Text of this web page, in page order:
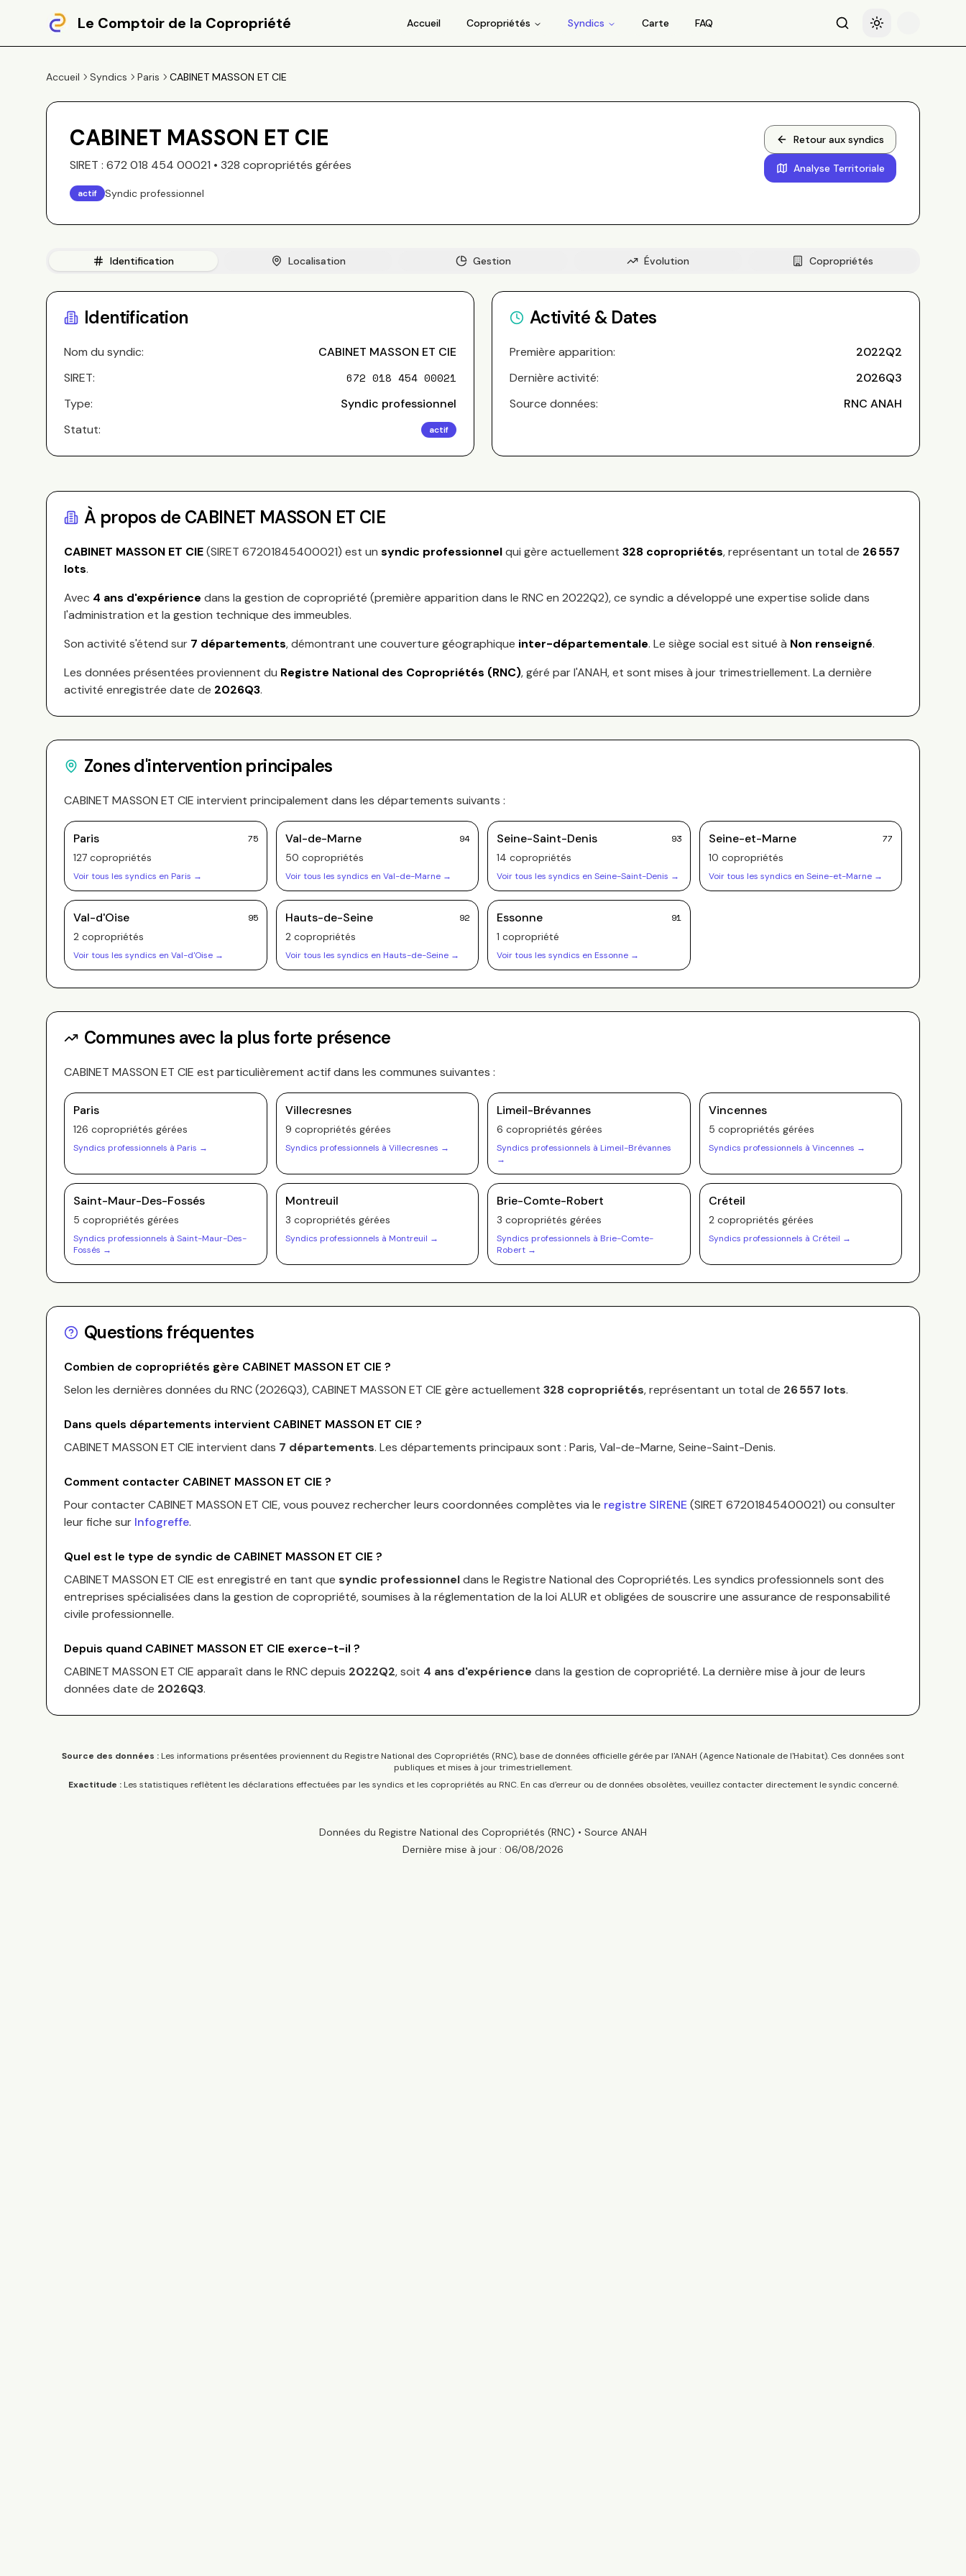
Le Comptoir de la Copropriété Accueil Copropriétés Syndics Carte FAQ RechercheBasculer le thème
Accueil Syndics Paris CABINET MASSON ET CIE
CABINET MASSON ET CIE
SIRET : 672 018 454 00021 • 328 copropriétés gérées
actif Syndic professionnel
Retour aux syndics
Analyse Territoriale
Identification Localisation Gestion Évolution Copropriétés
Identification
Nom du syndic:
CABINET MASSON ET CIE
SIRET:
672 018 454 00021
Type:
Syndic professionnel
Statut:
actif
Activité & Dates
Première apparition:
2022Q2
Dernière activité:
2026Q3
Source données:
RNC ANAH
À propos de CABINET MASSON ET CIE
CABINET MASSON ET CIE(SIRET 67201845400021) est un syndic professionnelqui gère actuellement 328 copropriétés, représentant un total de 26 557
lots.
Avec 4 ans d'expérience dans la gestion de copropriété (première apparition dans le RNC en 2022Q2), ce syndic a développé une expertise solide dans
l'administration et la gestion technique des immeubles.
Son activité s'étend sur 7 départements, démontrant une couverture géographique inter-départementale. Le siège social est situé à Non renseigné.
Les données présentées proviennent du Registre National des Copropriétés (RNC), géré par l'ANAH, et sont mises à jour trimestriellement. La dernière
activité enregistrée date de 2026Q3.
Zones d'intervention principales
CABINET MASSON ET CIE intervient principalement dans les départements suivants :
Paris 75
127 copropriétés
Voir tous les syndics en Paris →
Val-de-Marne 94
50 copropriétés
Voir tous les syndics en Val-de-Marne→
Seine-Saint-Denis 93
14 copropriétés
Voir tous les syndics en Seine-Saint-Denis →
Seine-et-Marne 77
10 copropriétés
Voir tous les syndics en Seine-et-Marne→
Val-d'Oise 95
2 copropriétés
Voir tous les syndics en Val-d'Oise →
Hauts-de-Seine 92
2copropriétés
Voir tous les syndics en Hauts-de-Seine→
Essonne 91
1 copropriété
Voir tous les syndics en Essonne →
Communes avec la plus forte présence
CABINET MASSON ET CIE est particulièrement actif dans les communes suivantes :
Paris
126 copropriétés gérées
Syndics professionnels à Paris →
Villecresnes
9 copropriétés gérées
Syndics professionnels à Villecresnes →
Limeil-Brévannes
6 copropriétés gérées
Syndics professionnels à Limeil-Brévannes
→
Vincennes
5 copropriétés gérées
Syndics professionnels à Vincennes →
Saint-Maur-Des-Fossés
5 copropriétés gérées
Syndics professionnels à Saint-Maur-Des-
Fossés →
Montreuil
3 copropriétés gérées
Syndics professionnels à Montreuil →
Brie-Comte-Robert
3 copropriétés gérées
Syndics professionnels à Brie-Comte-
Robert →
Créteil
2copropriétés gérées
Syndics professionnels à Créteil →
Questions fréquentes
Combien de copropriétés gère CABINET MASSON ET CIE ?
Selon les dernières données du RNC (2026Q3),CABINET MASSON ET CIE gère actuellement 328 copropriétés, représentant un total de 26 557 lots.
Dans quels départements intervient CABINET MASSON ET CIE ?
CABINET MASSON ET CIE intervient dans 7 départements. Les départements principaux sont : Paris, Val-de-Marne, Seine-Saint-Denis.
Comment contacter CABINET MASSON ET CIE ?
Pour contacterCABINET MASSON ET CIE, vous pouvez rechercher leurs coordonnées complètes via le registre SIRENE (SIRET 67201845400021) ou consulter
leur fiche sur Infogreffe.
Quel est le type de syndic de CABINET MASSON ET CIE ?
CABINET MASSON ET CIE est enregistré en tant que syndic professionneldans le Registre National des Copropriétés. Les syndics professionnels sont des
entreprises spécialisées dans la gestion de copropriété, soumises à la réglementation de la loi ALUR et obligées de souscrire une assurance de responsabilité
civile professionnelle.
Depuis quand CABINET MASSON ET CIE exerce-t-il ?
CABINET MASSON ET CIE apparaît dans le RNC depuis 2022Q2, soit 4 ans d'expérience dans la gestion de copropriété. La dernière mise à jour de leurs
données date de 2026Q3.
Source des données : Les informations présentées proviennent du Registre National des Copropriétés (RNC), base de données officielle gérée par l'ANAH (Agence Nationale de l'Habitat). Ces données sont
publiques et mises à jour trimestriellement.
Exactitude :Les statistiques reflètent les déclarations effectuées par les syndics et les copropriétés au RNC. En cas d'erreur ou de données obsolètes, veuillez contacter directement le syndic concerné.
Données du Registre National des Copropriétés (RNC) • Source ANAH
Dernière mise à jour : 06/08/2026